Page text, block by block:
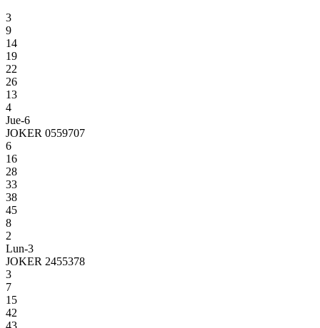
3
9
14
19
22
26
13
4
Jue-6
JOKER 0559707
6
16
28
33
38
45
8
2
Lun-3
JOKER 2455378
3
7
15
42
43